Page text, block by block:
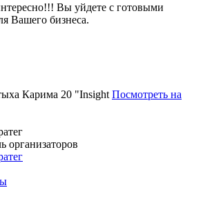
Вы уйдете с готовыми
Вашего бизнеса.
Карима 20 "Insight Посмотреть на
организаторов